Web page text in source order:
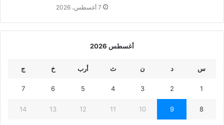
7 أغسطس، 2026
أغسطس 2026
س د ن ث أرب خ ج
1
2
3
4
5
6
7
8
9
10
11
12
13
14